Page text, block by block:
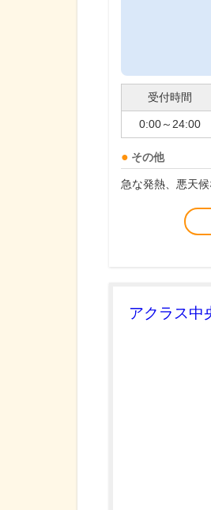
受付時間
0:00～24:00
その他
急な発熱、悪天
アクラス中